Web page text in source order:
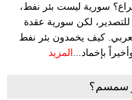
سورية ليست بئر نفط،
للتصدير، لكن سورية عقدة
كيف يخمدون بئر نفط
بإخماد...
المزيد
سمسم؟